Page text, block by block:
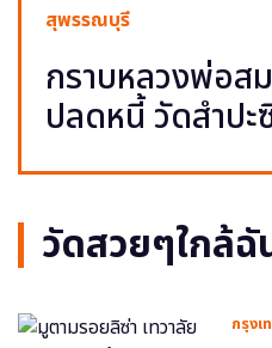
สุพรรณบุรี
กราบหลวงพ่อส
ปลดหนี้ วัดสำป
วัดสวยๆใกล้ฉั
กรุงเ